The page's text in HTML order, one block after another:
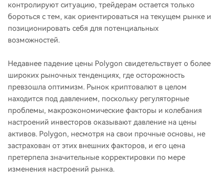
контролируют ситуацию, трейдерам остается только
бороться с тем, как ориентироваться на текущем рынке и
позиционировать себя для потенциальных
возможностей.
Недавнее падение цены Polygon свидетельствует о более
широких рыночных тенденциях, где осторожность
превзошла оптимизм. Рынок криптовалют в целом
находится под давлением, поскольку регуляторные
проблемы, макроэкономические факторы и колебания
настроений инвесторов оказывают давление на цены
активов. Polygon, несмотря на свои прочные основы, не
застрахован от этих внешних факторов, и его цена
претерпела значительные корректировки по мере
изменения настроений рынка.